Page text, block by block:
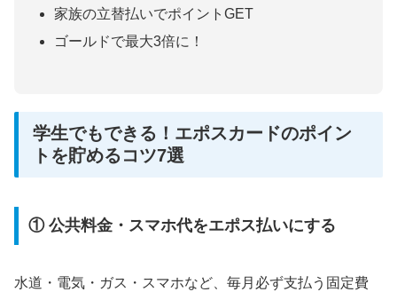
家族の立替払いでポイントGET
ゴールドで最大3倍に！
学生でもできる！エポスカードのポイン
トを貯めるコツ7選
① 公共料金・スマホ代をエポス払いにする
水道・電気・ガス・スマホなど、毎月必ず支払う固定費